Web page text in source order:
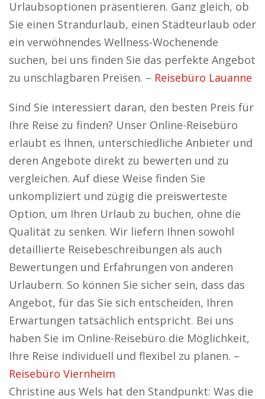
Urlaubsoptionen präsentieren. Ganz gleich, ob
Sie einen Strandurlaub, einen Städteurlaub oder
ein verwöhnendes Wellness-Wochenende
suchen, bei uns finden Sie das perfekte Angebot
zu unschlagbaren Preisen. – Reisebüro Lauanne
Sind Sie interessiert daran, den besten Preis für
Ihre Reise zu finden? Unser Online-Reisebüro
erlaubt es Ihnen, unterschiedliche Anbieter und
deren Angebote direkt zu bewerten und zu
vergleichen. Auf diese Weise finden Sie
unkompliziert und zügig die preiswerteste
Option, um Ihren Urlaub zu buchen, ohne die
Qualität zu senken. Wir liefern Ihnen sowohl
detaillierte Reisebeschreibungen als auch
Bewertungen und Erfahrungen von anderen
Urlaubern. So können Sie sicher sein, dass das
Angebot, für das Sie sich entscheiden, Ihren
Erwartungen tatsächlich entspricht. Bei uns
haben Sie im Online-Reisebüro die Möglichkeit,
Ihre Reise individuell und flexibel zu planen. –
Reisebüro Viernheim
Christine aus Wels hat den Standpunkt: Was die